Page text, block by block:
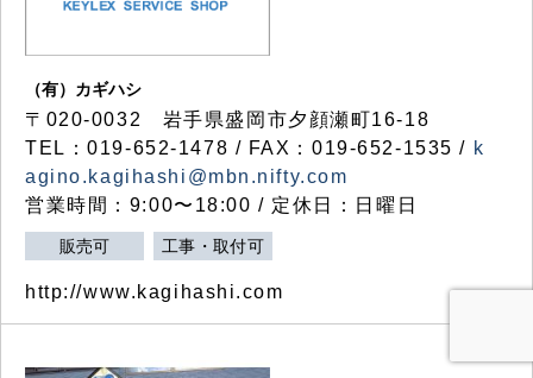
（有）カギハシ
〒020-0032 岩手県盛岡市夕顔瀬町16-18
TEL：019-652-1478 / FAX：019-652-1535 / k
agino.kagihashi@mbn.nifty.com
営業時間：9:00〜18:00 / 定休日：日曜日
販売可 工事・取付可
http://www.kagihashi.com